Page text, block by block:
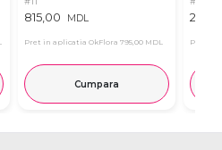
815,00 MDL
Pret in aplicatia OkFlora 795,00 MDL
Cumpara
Pret in